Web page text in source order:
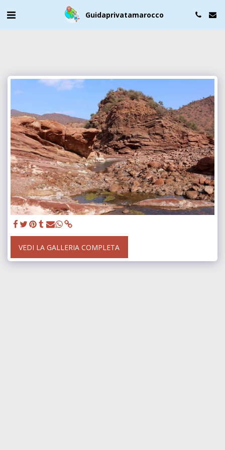
Guidaprivatamarocco
VEDI LA GALLERIA COMPLETA